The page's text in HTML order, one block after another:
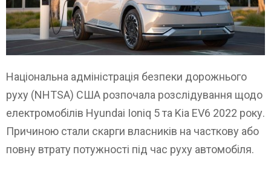
Національна адміністрація безпеки дорожнього
руху (NHTSA) США розпочала розслідування щодо
електромобілів Hyundai Ioniq 5 та Kia EV6 2022 року.
Причиною стали скарги власників на часткову або
повну втрату потужності під час руху автомобіля.